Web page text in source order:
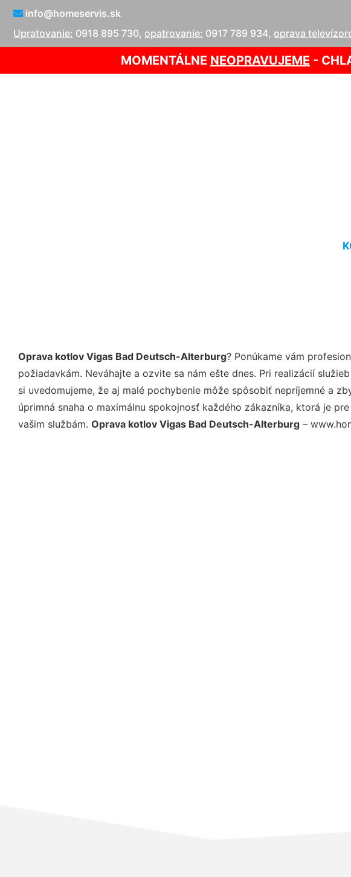
info@homeservis.sk
Upratovanie: 0918 895 730, opatrovanie: 0917 789 934, oprava
MOMENTÁLNE NEOPRAVUJEME -
Oprava kotlov Vigas Bad Deutsch-Alterburg? Ponúkame vám
požiadavkám. Neváhajte a ozvite sa nám ešte dnes. Pri realizácií
si uvedomujeme, že aj malé pochybenie môže spôsobiť nepríjemné a
úprimná snaha o maximálnu spokojnosť každého zákazníka, ktorá je
vašim službám. Oprava kotlov Vigas Bad Deutsch-Alterburg –